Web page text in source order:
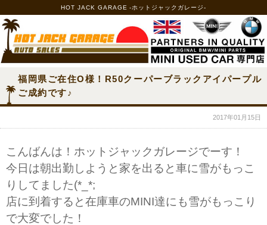
HOT JACK GARAGE -ホットジャックガレージ-
福岡県ご在住O様！R50クーパーブラックアイパープル
ご成約です♪
2017年01月15日
こんばんは！ホットジャックガレージでーす！
今日は朝出勤しようと家を出ると車に雪がもっこ
りしてました(*_*;
店に到着すると在庫車のMINI達にも雪がもっこり
で大変でした！